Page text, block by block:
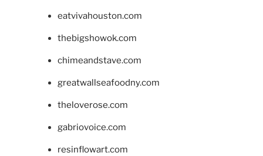
eatvivahouston.com
thebigshowok.com
chimeandstave.com
greatwallseafoodny.com
theloverose.com
gabriovoice.com
resinflowart.com